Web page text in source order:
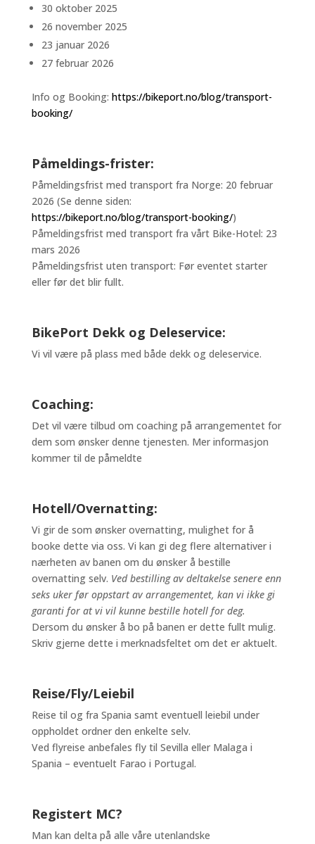
30 oktober 2025
26 november 2025
23 januar 2026
27 februar 2026
Info og Booking: https://bikeport.no/blog/transport-
booking/
Påmeldings-frister:
Påmeldingsfrist med transport fra Norge: 20 februar
2026 (Se denne siden:
https://bikeport.no/blog/transport-booking/)
Påmeldingsfrist med transport fra vårt Bike-Hotel: 23
mars 2026
Påmeldingsfrist uten transport: Før eventet starter
eller før det blir fullt.
BikePort Dekk og Deleservice:
Vi vil være på plass med både dekk og deleservice.
Coaching:
Det vil være tilbud om coaching på arrangementet for
dem som ønsker denne tjenesten. Mer informasjon
kommer til de påmeldte
Hotell/Overnatting:
Vi gir de som ønsker overnatting, mulighet for å
booke dette via oss. Vi kan gi deg flere alternativer i
nærheten av banen om du ønsker å bestille
overnatting selv. Ved bestilling av deltakelse senere enn
seks uker før oppstart av arrangementet, kan vi ikke gi
garanti for at vi vil kunne bestille hotell for deg.
Dersom du ønsker å bo på banen er dette fullt mulig.
Skriv gjerne dette i merknadsfeltet om det er aktuelt.
Reise/Fly/Leiebil
Reise til og fra Spania samt eventuell leiebil under
oppholdet ordner den enkelte selv.
Ved flyreise anbefales fly til Sevilla eller Malaga i
Spania – eventuelt Farao i Portugal.
Registert MC?
Man kan delta på alle våre utenlandske